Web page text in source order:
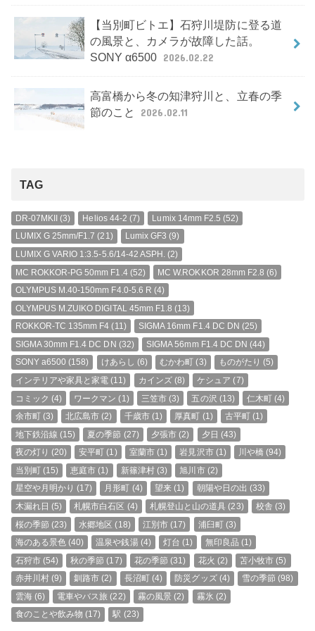
【当別町ビトエ】石狩川堤防に登る道
の風景と、カメラが故障した話。
SONY α6500 2026.02.22
高富橋から冬の知津狩川と、立春の季
節のこと
2026.02.11
TAG
DR-07MKII(3) Helios 44-2 (7) Lumix 14mm F2.5 (52)
LUMIX G 25mm/F1.7 (21) Lumix GF3 (9)
LUMIX G VARIO 1:3.5-5.6/14-42 ASPH. (2)
MC ROKKOR-PG 50mm F1.4(52) MC W.ROKKOR 28mm F2.8 (6)
OLYMPUS M.40-150mm F4.0-5.6 R (4)
OLYMPUS M.ZUIKO DIGITAL 45mm F1.8 (13)
ROKKOR-TC 135mm F4 (11) SIGMA 16mm F1.4 DC DN (25)
SIGMA 30mm F1.4 DC DN (32) SIGMA 56mm F1.4 DC DN (44)
SONY a6500 (158) けあらし (6) むかわ町 (3) ものがたり (5)
インテリアや家具と家電 (11) カインズ(8) ケシュア (7)
コミック (4) ワークマン (1) 三笠市 (3) 五の沢 (13) 仁木町 (4)
余市町(3) 北広島市 (2) 千歳市(1) 厚真町 (1) 古平町 (1)
地下鉄沿線 (15) 夏の季節 (27) 夕張市 (2) 夕日 (43)
夜の灯り (20) 安平町 (1) 室蘭市(1) 岩見沢市(1) 川や橋 (94)
当別町(15) 恵庭市 (1) 新篠津村(3) 旭川市(2)
星空や月明かり (17) 月形町 (4) 望来 (1) 朝陽や日の出 (33)
木漏れ日 (5) 札幌市白石区 (4) 札幌登山と山の道具 (23) 校舎 (3)
桜の季節 (23) 水郷地区 (18) 江別市 (17) 浦臼町(3)
海のある景色(40) 温泉や銭湯(4) 灯台 (1) 無印良品 (1)
石狩市(54) 秋の季節 (17) 花の季節 (31) 花火 (2) 苫小牧市 (5)
赤井川村(9) 釧路市 (2) 長沼町(4) 防災グッズ(4) 雪の季節 (98)
雲海(6) 電車やバス旅 (22) 霧の風景 (2) 霧氷 (2)
食のことや飲み物 (17) 駅 (23)